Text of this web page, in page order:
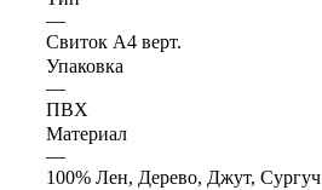
—
Свиток А4 верт.
Упаковка
—
ПВХ
Материал
—
100% Лен, Дерево, Джут, Сургуч